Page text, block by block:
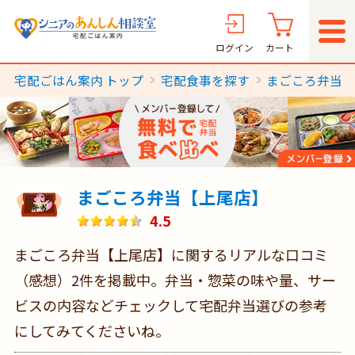
ログイン カート
宅配ごはん案内 トップ 宅配食事を探す まごころ弁当
まごころ弁当【上尾店】
4.5
まごころ弁当【上尾店】に関するリアルな口コミ
（感想）2件を掲載中。弁当・惣菜の味や量、サー
ビスの内容などチェックして宅配弁当選びの参考
にしてみてくださいね。